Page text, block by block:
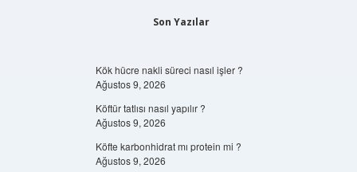
Son Yazılar
Kök hücre nakli süreci nasıl işler ?
Ağustos 9, 2026
Köftür tatlısı nasıl yapılır ?
Ağustos 9, 2026
Köfte karbonhidrat mı protein mi ?
Ağustos 9, 2026